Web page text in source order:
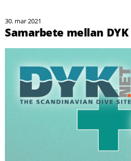
Hem
Tidningen
Artiklar
DYK Guiden
Shop
30. mar 2021
Samarbete mellan DYK